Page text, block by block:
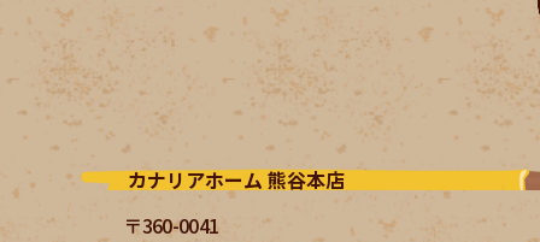
カナリアホーム 熊谷本店
〒360-0041